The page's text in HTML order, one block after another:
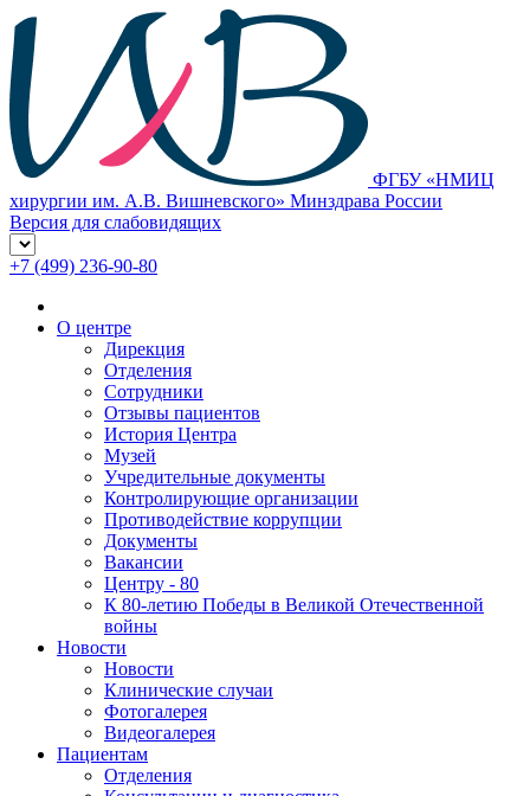
ФГБУ «НМИЦ
хирургии им. А.В. Вишневского» Минздрава России
Версия для слабовидящих
+7 (499) 236-90-80
О центре
Дирекция
Отделения
Сотрудники
Отзывы пациентов
История Центра
Музей
Учредительные документы
Контролирующие организации
Противодействие коррупции
Документы
Вакансии
Центру - 80
К 80-летию Победы в Великой Отечественной
войны
Новости
Новости
Клинические случаи
Фотогалерея
Видеогалерея
Пациентам
Отделения